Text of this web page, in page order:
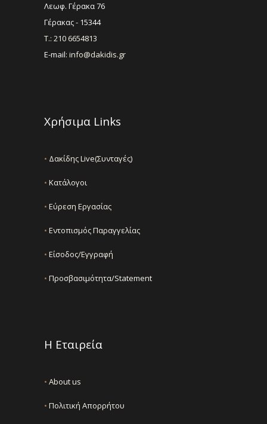
Λεωφ. Γέρακα 76
Γέρακας - 15344
Τ.: 210 6654813
E-mail: info@dakidis.gr
Χρήσιμα Links
• Δακίδης Live(Συνταγές)
• Κατάλογοι
• Εύρεση Εργασίας
• Εντοπισμός Παραγγελίας
• Είσοδος/Εγγραφή
• Προσβασιμότητα/Statement
Η Εταιρεία
• About us
• Πολιτική Απορρήτου